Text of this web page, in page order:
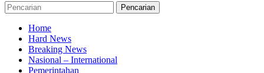
Pencarian
Home
Hard News
Breaking News
Nasional – International
Pemerintahan